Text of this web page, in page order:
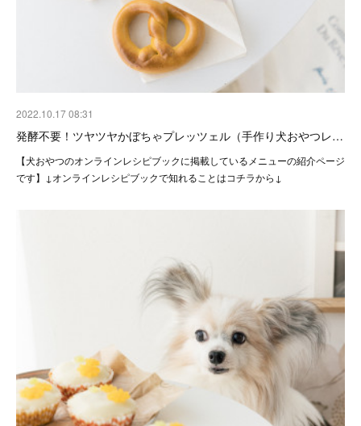
2022.10.17 08:31
発酵不要！ツヤツヤかぼちゃプレッツェル（手作り犬おやつレ…
【犬おやつのオンラインレシピブックに掲載しているメニューの紹介ページ
です】↓オンラインレシピブックで知れることはコチラから↓